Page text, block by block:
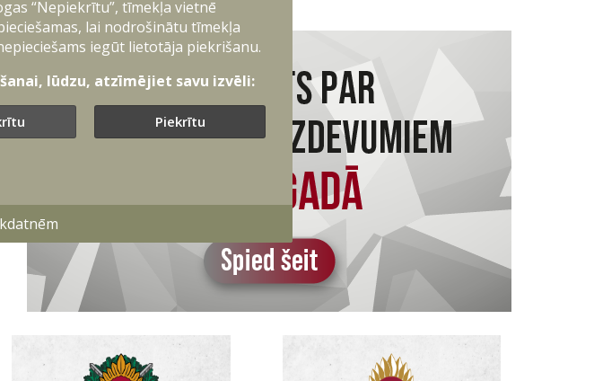
“Nepiekrītu”, tīmekļa vietnē
lai nodrošinātu tīmekļa
iegūt lietotāja piekrišanu.
lūdzu, atzīmējiet savu izvēli:
Piekrītu